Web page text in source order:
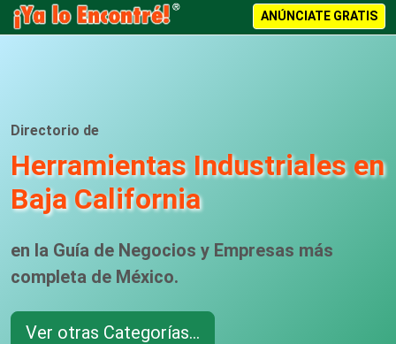
ANÚNCIATE GRATIS
Directorio de
Herramientas Industriales en
Baja California
en la Guía de Negocios y Empresas más
completa de México.
Ver otras Categorías...